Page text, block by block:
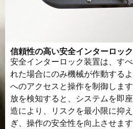
信頼性の高い安全インターロッ
安全インターロック装置は、す
れた場合にのみ機械が作動する
へのアクセスと操作を制御しま
放を検知すると、システムを即
造により、リスクを最小限に抑
ぎ、操作の安全性を向上させま